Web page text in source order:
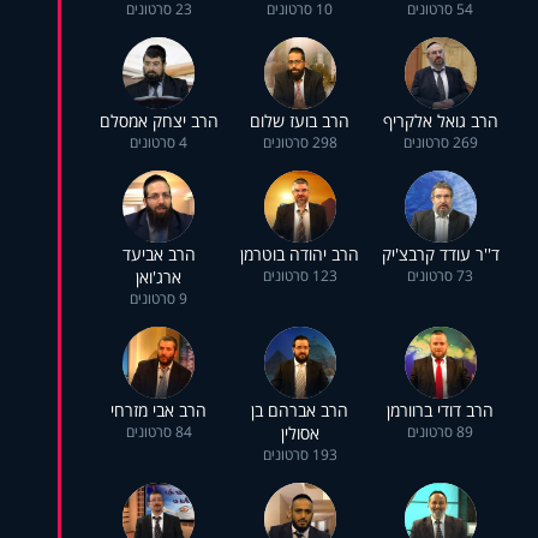
54 סרטונים 10 סרטונים 23 סרטונים
הרב גואל אלקריף
269 סרטונים
הרב בועז שלום
298 סרטונים
הרב יצחק אמסלם
4 סרטונים
ד''ר עודד קרבצ'יק
73 סרטונים
הרב יהודה בוטרמן
123 סרטונים
הרב אביעד
ארג'ואן
9 סרטונים
הרב דודי ברוורמן
89 סרטונים
הרב אברהם בן
אסולין
193 סרטונים
הרב אבי מזרחי
84 סרטונים